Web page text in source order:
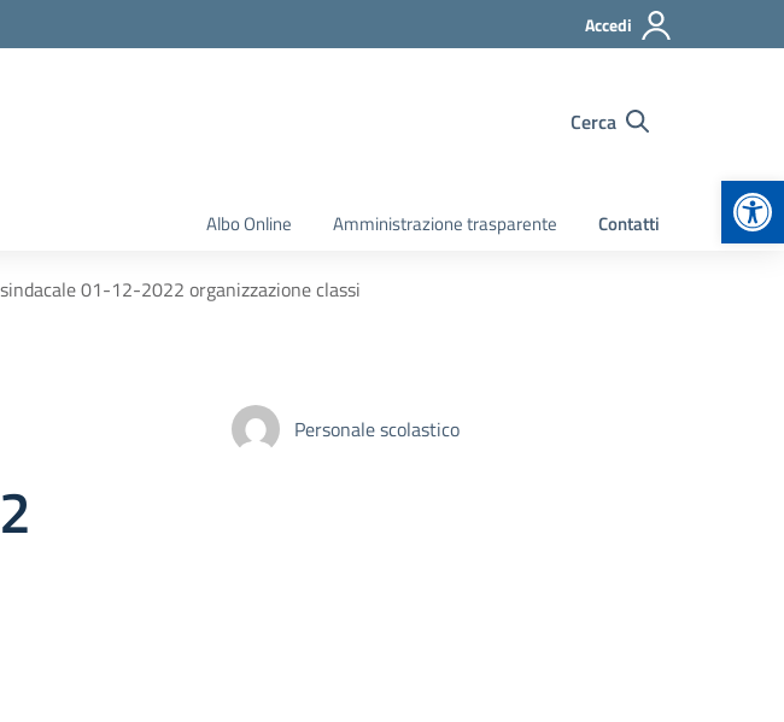
Accedi
Cerca
Albo Online Amministrazione trasparente Contatti
01-12-2022 organizzazione classi
Personale scolastico